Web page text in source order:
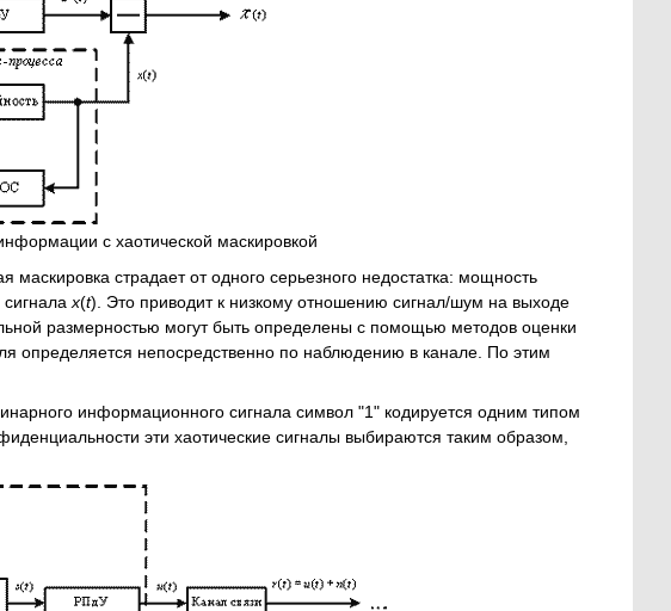
с хаотической маскировкой
страдает от одного серьезного недостатка: мощность
x(t). Это приводит к низкому отношению сигнал/шум на выходе
размерностью могут быть определены с помощью методов оценки
определяется непосредственно по наблюдению в канале. По этим
информационного сигнала символ "1" кодируется одним типом
эти хаотические сигналы выбираются таким образом,